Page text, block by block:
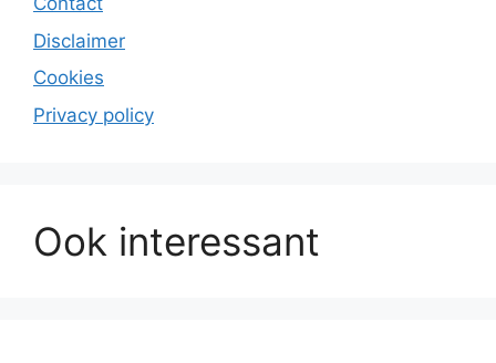
Disclaimer
Cookies
Privacy policy
Ook interessant